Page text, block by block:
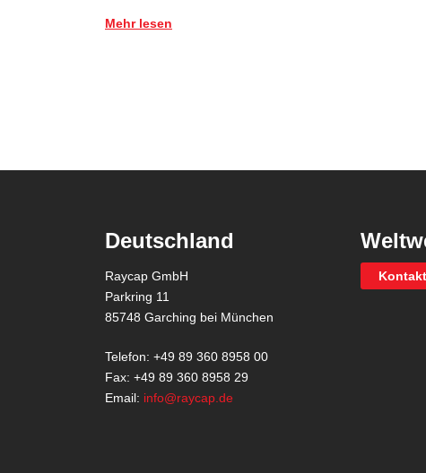
Mehr lesen
Deutschland
Raycap GmbH
Parkring 11
85748 Garching bei München
Telefon: +49 89 360 8958 00
Fax: +49 89 360 8958 29
Email: info@raycap.de
Kontakt